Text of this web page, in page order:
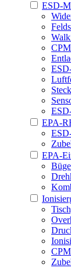
ESD-
EPA-
EPA-